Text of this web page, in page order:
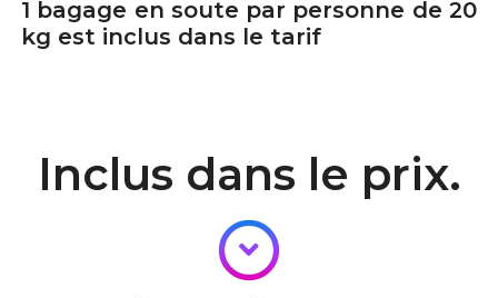
1 bagage en soute par personne de 20
kg est inclus dans le tarif
Inclus dans le prix.